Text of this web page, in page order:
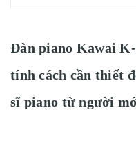
Đàn piano Kawai K-
tính cách cần thiết
sĩ piano từ người